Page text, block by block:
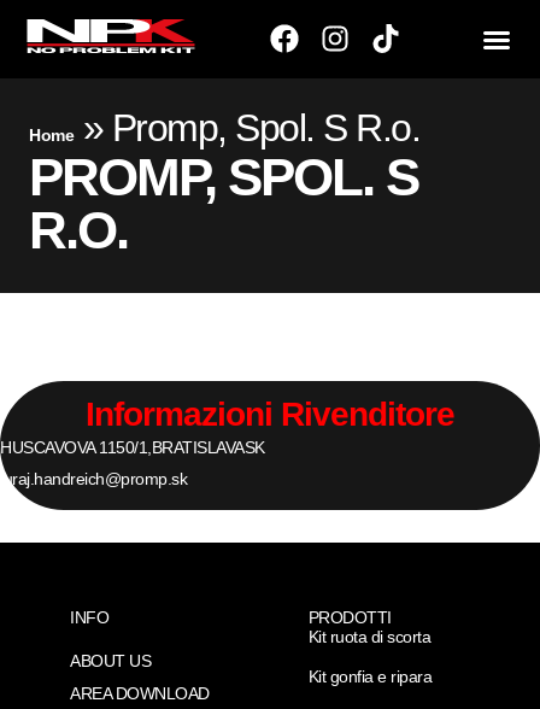
Home» Promp, Spol. S R.o.
PROMP, SPOL. S
R.O.
Informazioni Rivenditore
HUSCAVOVA 1150/1, BRATISLAVASK
juraj.handreich@promp.sk
INFO
ABOUT US
AREA DOWNLOAD
PRODOTTI
Kit ruota di scorta
Kit gonfia e ripara